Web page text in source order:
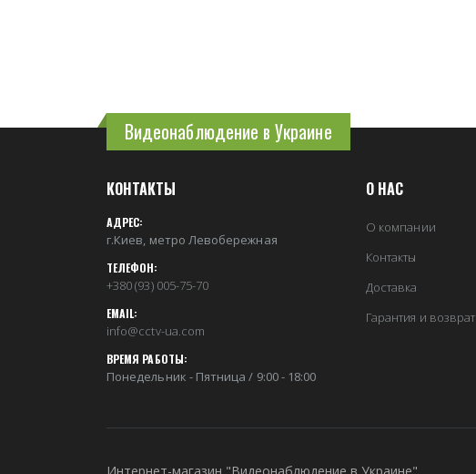
Видеонаблюдение в Украине
КОНТАКТЫ
АДРЕС:
г.Киев, метро Левобережная
ТЕЛЕФОН:
+380 (93) 005-75-70
EMAIL:
info@cctv-ua.com
ВРЕМЯ РАБОТЫ:
Понедельник - Пятница / 9:00 - 18:00
О НАС
О компании
Контакты
Доставка
Гарантия и возврат
Интернет-магазин "Видеонаблюдение в Украине"